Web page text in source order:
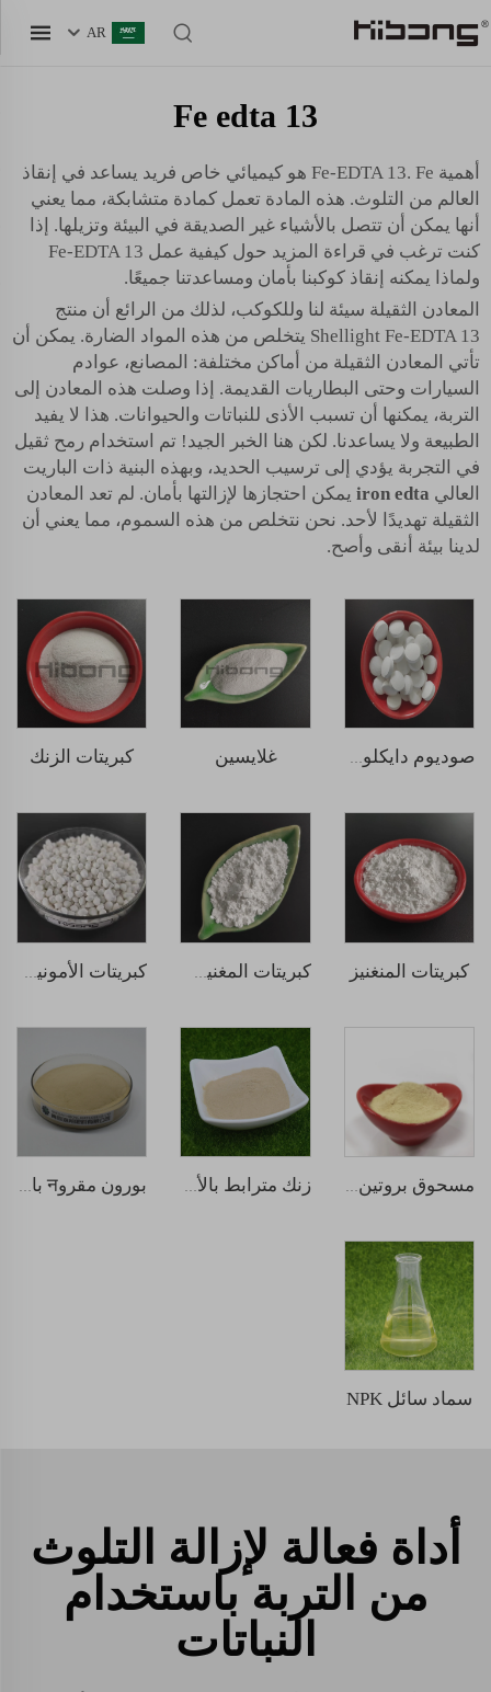
AR
Fe edta 13
أهمية Fe-EDTA 13. Fe هو كيميائي خاص فريد يساعد في إنقاذ
العالم من التلوث. هذه المادة تعمل كمادة متشابكة، مما يعني
أنها يمكن أن تتصل بالأشياء غير الصديقة في البيئة وتزيلها. إذا
كنت ترغب في قراءة المزيد حول كيفية عمل Fe-EDTA 13
ولماذا يمكنه إنقاذ كوكبنا بأمان ومساعدتنا جميعًا.
المعادن الثقيلة سيئة لنا وللكوكب، لذلك من الرائع أن منتج
Shellight Fe-EDTA 13 يتخلص من هذه المواد الضارة. يمكن أن
تأتي المعادن الثقيلة من أماكن مختلفة: المصانع، عوادم
السيارات وحتى البطاريات القديمة. إذا وصلت هذه المعادن إلى
التربة، يمكنها أن تسبب الأذى للنباتات والحيوانات. هذا لا يفيد
الطبيعة ولا يساعدنا. لكن هنا الخبر الجيد! تم استخدام رمح ثقيل
في التجربة يؤدي إلى ترسيب الحديد، وبهذه البنية ذات الباريت
العالي iron edta يمكن احتجازها لإزالتها بأمان. لم تعد المعادن
الثقيلة تهديدًا لأحد. نحن نتخلص من هذه السموم، مما يعني أن
لدينا بيئة أنقى وأصح.
صوديوم دايكلوروإيسوسيانورات (SDIC) غلايسين كبريتات الزنك
كبريتات المنغنيز كبريتات الأمونيوم
مسحوق بروتين السمك زنك مترابط بالأحماض الأمينية بورون مقروन بالأحماض الأمينية
سماد سائل NPK
أداة فعالة لإزالة التلوث
من التربة باستخدام
النباتات